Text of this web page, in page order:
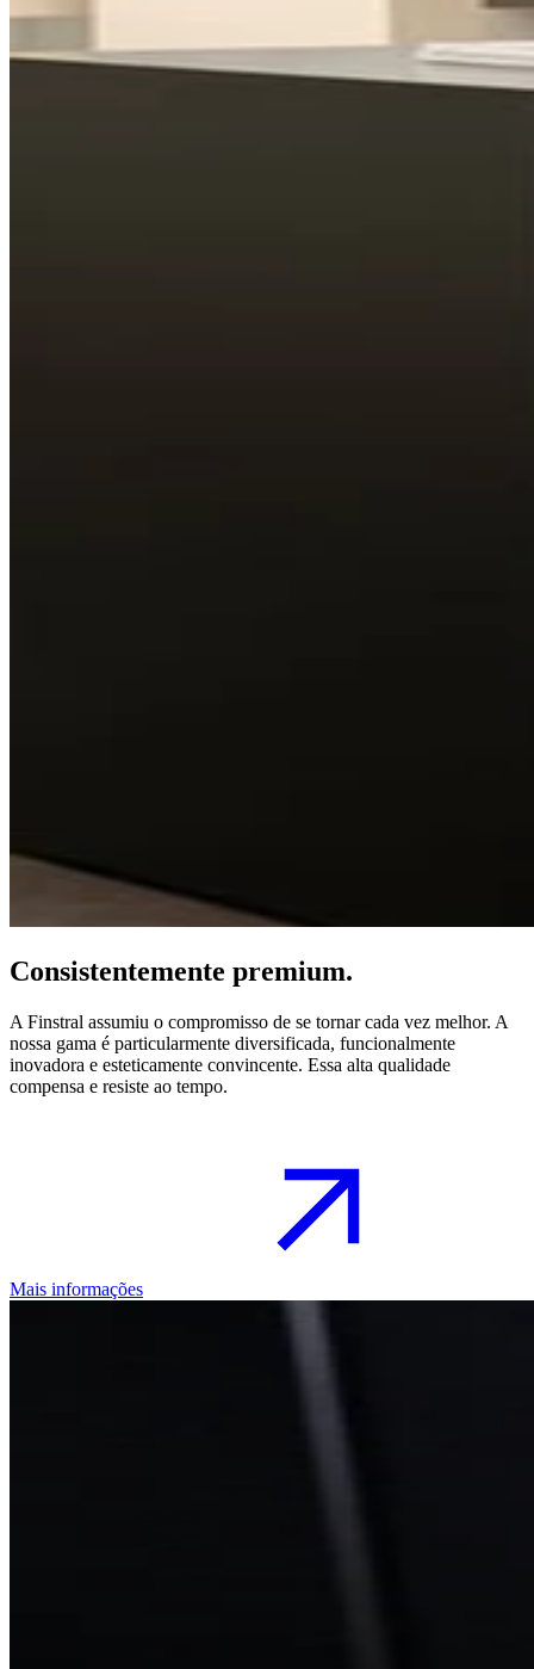
Consistentemente premium.
A Finstral assumiu o compromisso de se tornar cada vez melhor. A
nossa gama é particularmente diversificada, funcionalmente
inovadora e esteticamente convincente. Essa alta qualidade
compensa e resiste ao tempo.
Mais informações